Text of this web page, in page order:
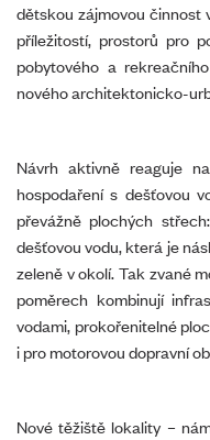
dětskou zájmovou činnost
příležitostí, prostorů pro
pobytového a
nového architektonicko-
Návrh aktivně reaguje
hospodaření s dešťovou
převážně plochých
dešťovou vodu, která je
zeleně v okolí. Tak zvané
poměrech kombinují
vodami, prokořenitelné
i pro motorovou dopravní
Nové těžiště lokality –